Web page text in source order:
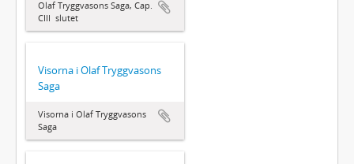
Olaf Tryggvasons Saga, Cap.
CIII  slutet
Visorna i Olaf Tryggvasons
Saga
Visorna i Olaf Tryggvasons
Saga